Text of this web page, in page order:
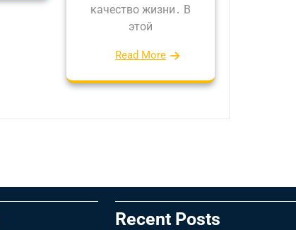
качество жизни․ В
этой
Read More
Recent Posts